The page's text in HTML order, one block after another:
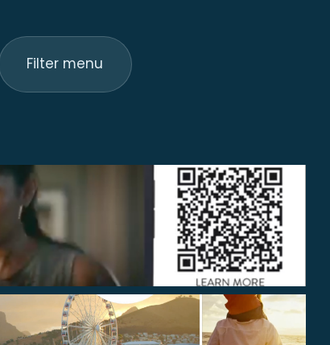
Filter menu